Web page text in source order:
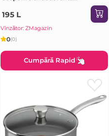
195 L
Vînzător: ZMagazin
0(0)
Cumpără Rapid